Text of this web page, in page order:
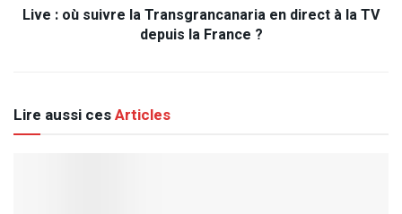
Live : où suivre la Transgrancanaria en direct à la TV
depuis la France ?
Lire aussi cesArticles